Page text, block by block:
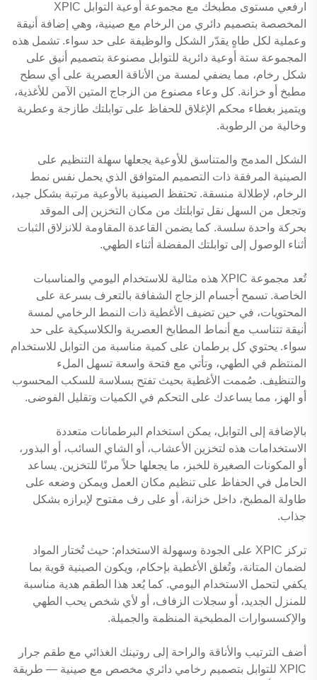
ارفعي مستوى مطبخك مع مجموعة أوعية التوابل XPIC
المخصصة بتصميم دائري من الرخام مع صينية، وهي إضافة أنيقة
وعملية لكل طاهٍ يقدّر الشكل والوظيفة على حد سواء. تشمل هذه
المجموعة ستة أوعية دائرية للتوابل مصنوعة بتصميم أنيق على
شكل رخام، مما يضفي لمسة من الأناقة العصرية على أي سطح
مطبخ أو خزانة. كل وعاء مصنوع من الزجاج المتين الآمن للأغذية،
ويتميز بغطاء محكم الإغلاق للحفاظ على توابلتك طازجة وعطرية
وخالية من الرطوبة.
الشكل المدمج والمتناسق للأوعية يجعلها سهلة التنظيم على
الصينية المرفقة ذات التصميم المتوافق الذي يحمل نفس نمط
الرخام، لإطلالة منسقة. تحتفظ الصينية بالأوعية مرتبة بشكل جيد،
وتجعل من السهل نقل توابلتك من مكان التخزين إلى الموقد
بحركة واحدة سلسة. كما يضمن القاعدة المقاومة للانزلاق الثبات
أثناء الوصول إلى توابلتك المفضلة أثناء الطهي.
تُعد مجموعة XPIC هذه مثالية للاستخدام اليومي والمناسبات
الخاصة. تسمح أجسام الزجاج الشفافة بالتعرف بسرعة على
المحتويات، في حين تضيف الأغطية ذات النمط الرخامي لمسة
أنيقة تتناسب مع أنماط المطابخ العصرية والكلاسيكية على حد
سواء. يحتوي كل برطمان على كمية مناسبة من التوابل للاستخدام
المنتظم في الطهي، وتأتي مع فتحة واسعة تسهل الملء
والتنظيف. صُممت الأغطية بحيث تفتح بسلاسة للسكب المحسوب
أو الهز، مما يساعدك على التحكم في الكميات وتقليل الفوضى.
بالإضافة إلى التوابل، يمكن استخدام البرطمانات متعددة
الاستخدامات هذه لتخزين الأعشاب، أو الشاي السائب، أو البذور،
أو المكونات الصغيرة للخبز، ما يجعلها حلاً مرنًا للتخزين. يساعد
الحامل في الحفاظ على تنظيم مكان العمل ويمكن وضعه على
طاولة المطبخ، داخل خزانة، أو على رف مفتوح لإبرازه بشكل
جذاب.
تركز XPIC على الجودة وسهولة الاستخدام: حيث تُختار المواد
لضمان المتانة، وتُغلق الأغطية بإحكام، ويكون الصينية قوية بما
يكفي لتحمل الاستخدام اليومي. كما يُعد هذا الطقم هدية مناسبة
للمنزل الجديد، أو سجلات الزفاف، أو لأي شخص يحب الطهي
والإكسسوارات المطبخية المنظمة والجميلة.
أضف الترتيب والأناقة والراحة إلى روتينك الغذائي مع طقم جرار
XPIC للتوابل بتصميم رخامي دائري مخصص مع صينية — طريقة